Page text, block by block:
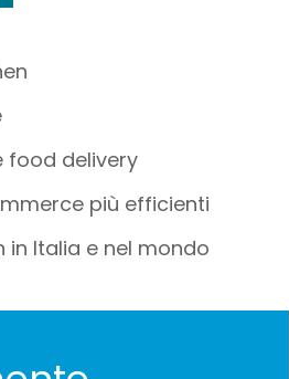
food delivery
più efficienti
Italia e nel mondo